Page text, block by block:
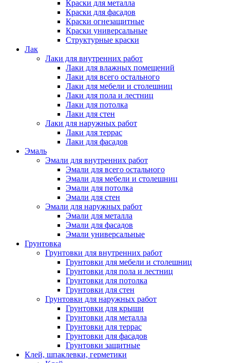
Краски для металла
Краски для фасадов
Краски огнезащитные
Краски универсальные
Структурные краски
Лак
Лаки для внутренних работ
Лаки для влажных помещений
Лаки для всего остального
Лаки для мебели и столешниц
Лаки для пола и лестниц
Лаки для потолка
Лаки для стен
Лаки для наружных работ
Лаки для террас
Лаки для фасадов
Эмаль
Эмали для внутренних работ
Эмали для всего остального
Эмали для мебели и столешниц
Эмали для потолка
Эмали для стен
Эмали для наружных работ
Эмали для металла
Эмали для фасадов
Эмали универсальные
Грунтовка
Грунтовки для внутренних работ
Грунтовки для мебели и столешниц
Грунтовки для пола и лестниц
Грунтовки для потолка
Грунтовки для стен
Грунтовки для наружных работ
Грунтовки для крыши
Грунтовки для металла
Грунтовки для террас
Грунтовки для фасадов
Грунтовки защитные
Клей, шпаклевки, герметики